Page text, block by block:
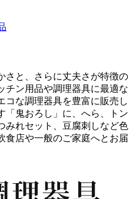
さと、さらに丈夫さが特徴の
チン用品や調理器具に最適な
コな調理器具を豊富に販売し
「鬼おろし」に、へら、トン
みれセット、豆腐刺しなど色
食店や一般のご家庭へとお届